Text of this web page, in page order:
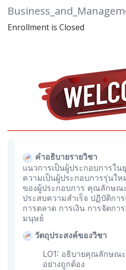
Enrollment is Closed
คำอธิบายรายวิชา
แนวการเป็นผู้ประกอบการใ
ความเป็นผู้ประกอบการรุ่นใ
ของผู้ประกอบการ คุณลักษณ
ประสบความสำเร็จ ปฏิบัติกา
การตลาด การเงิน การจัดกา
มนุษย์
วัตถุประสงค์ของวิชา
LO1: อธิบายคุณลักษณ
อย่างถูกต้อง